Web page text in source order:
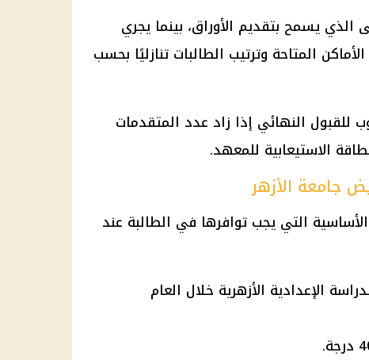
الأدنى الذي يسمح بتقديم الأوراق، بينما يجري
المتاحة وترتيب الطالبات تنازليًا بحسب
للقبول النهائي إذا زاد عدد المتقدمات
الاستيعابية للمعهد.
جامعة الأزهر
التي يجب توافرها في الطالبة عند
الإعدادية الأزهرية خلال العام